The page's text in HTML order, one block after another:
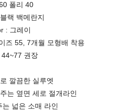
폴리 40
랙 백메란지
: 그레이
즈 55, 7개월 모형배 착용
권장
깔끔한 실루엣
는 옆면 세로 절개라인
넓은 소매 라인